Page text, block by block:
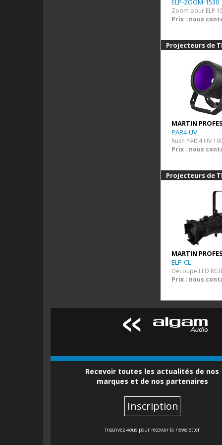
ELP-ZOOM-1530
Prix : nous
Projecteurs de
MARTIN
PAR4-UV
Rush PAR 4 UV
Prix : nous
Projecteurs de
MARTIN
ELP-CL
Découpe LED
Prix : nous
Recevoir toutes les actualités de nos
marques et de nos partenaires
Inscription
Inscrivez-vous pour recevoir la newsletter